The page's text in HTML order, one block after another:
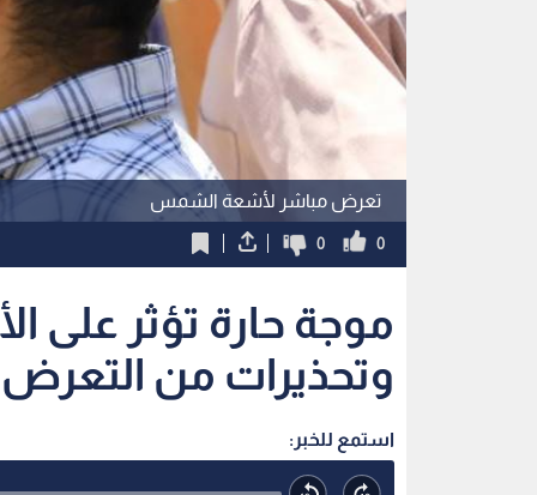
تعرض مباشر لأشعة الشمس
0
0
موجة حارة تؤثر على
وتحذيرات من
استمع للخبر: